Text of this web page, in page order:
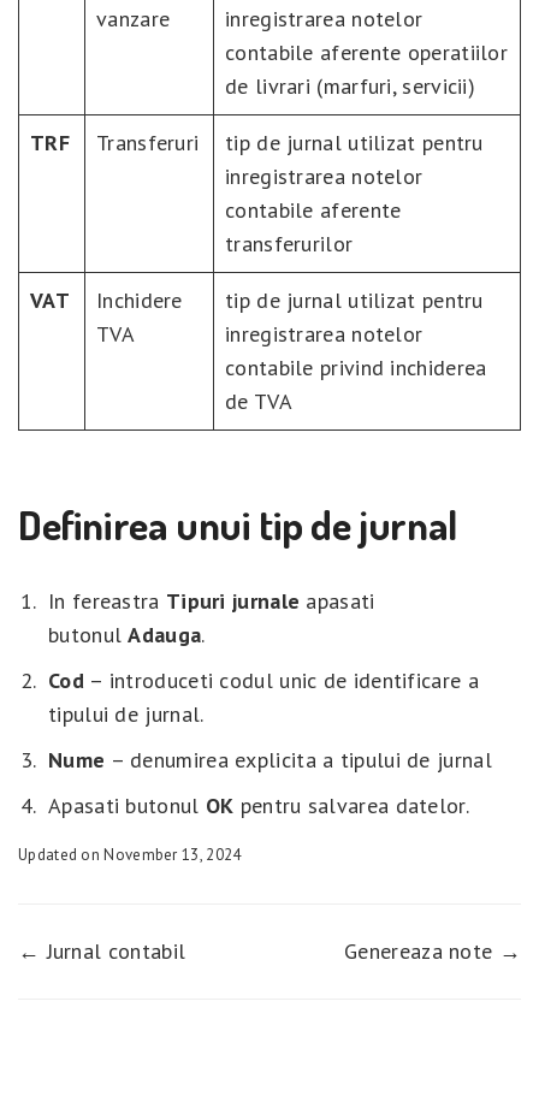
vanzare
inregistrarea notelor
contabile aferente operatiilor
de livrari (marfuri, servicii)
TRF Transferuri
tip de jurnal utilizat pentru
inregistrarea notelor
contabile aferente
transferurilor
VAT
Inchidere
TVA
tip de jurnal utilizat pentru
inregistrarea notelor
contabile privind inchiderea
de TVA
Definirea unui tip de jurnal
In fereastra Tipuri jurnale apasati
butonulAdauga.
Cod– introduceti codul unic de identificare a
tipului de jurnal.
Nume – denumirea explicita a tipului de jurnal
Apasati butonul OK pentru salvarea datelor.
Updated on November 13, 2024
← Jurnal contabil Genereaza note →